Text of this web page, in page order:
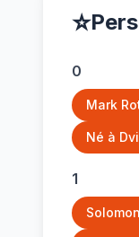
⭐
0
Mark
Né à
1